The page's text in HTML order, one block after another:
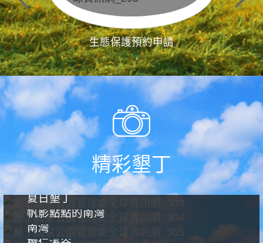
生態保護預約申請
精彩墾丁
夏日墾丁
帆影點點的南灣
南灣